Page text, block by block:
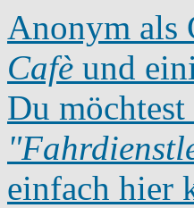
Anonym als
Cafè und
Du
einfach hier